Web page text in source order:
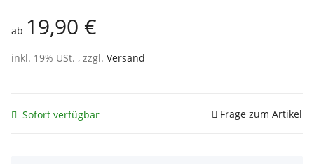
ab 19,90 €
inkl. 19% USt. , zzgl. Versand
Sofort verfügbar Frage zum Artikel